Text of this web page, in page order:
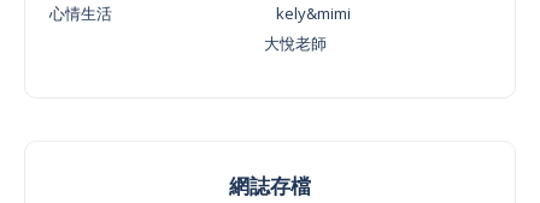
心情生活
kely&mimi
大悅老師
網誌存檔